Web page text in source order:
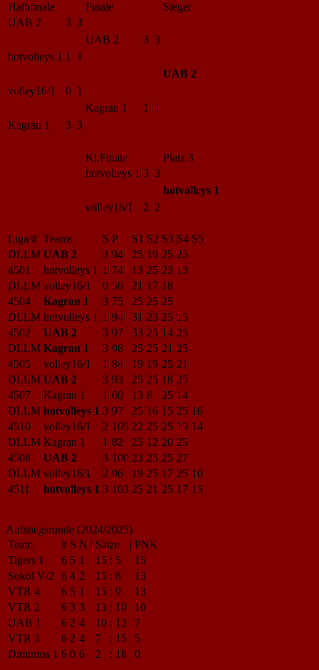
Halbfinale
Finale
Sieger
UAB 2
3 3
UAB 2
3 3
hotvolleys 1 1 1
UAB 2
volley16/1
0 1
Kagran 1
1 1
Kagran 1
3 3
Kl.Finale
Platz 3
hotvolleys 1 3 3
hotvolleys 1
volley16/1
2 2
Liga/# Teams S P S1 S2 S3 S4 S5
DLLM UAB 2 3 94 25 19 25 25
4501
hotvolleys 1 1 74 13 25 23 13
DLLM volley16/1 0 56 21 17 18
4504
Kagran 1 3 75 25 25 25
DLLM hotvolleys 1 1 94 31 23 25 15
4502
UAB 2 3 97 33 25 14 25
DLLM Kagran 1 3 96 25 25 21 25
4505
volley16/1 1 84 19 19 25 21
DLLM UAB 2 3 93 25 25 18 25
4507
Kagran 1 1 60 13 8 25 14
DLLM hotvolleys 1 3 97 25 16 15 25 16
4510
volley16/1 2 105 22 25 25 19 14
DLLM Kagran 1 1 82 25 12 20 25
4508
UAB 2 3 100 23 25 25 27
DLLM volley16/1 2 96 19 25 17 25 10
4511
hotvolleys 1 3 103 25 21 25 17 15
Aufstiegsrunde (2024/2025)
Team
# S N | Sätze | PNK
Tigers 1
6 5 1 15 : 5
15
Sokol V/2
6 4 2 15 : 8
13
VTR 4
6 5 1 15 : 9
13
VTR 2
6 3 3 13 : 10
10
UAB 1
6 2 4 10 : 12
7
VTR 3
6 2 4 7 : 15
5
Dimitrios 1 6 0 6 2 : 18 0